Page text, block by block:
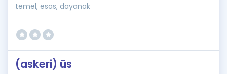
temel, esas, dayanak
(askeri) üs